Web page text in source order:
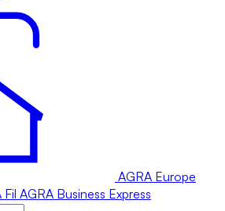
AGRA Europe
Fil AGRA Business Express